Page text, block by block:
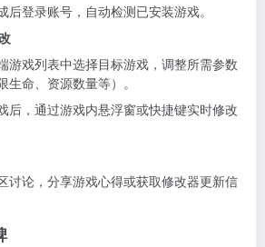
后登录账号，自动检测已安装游戏。
游戏列表中选择目标游戏，调整所需参数
生命、资源数量等）。
后，通过游戏内悬浮窗或快捷键实时修改
讨论，分享游戏心得或获取修改器更新信